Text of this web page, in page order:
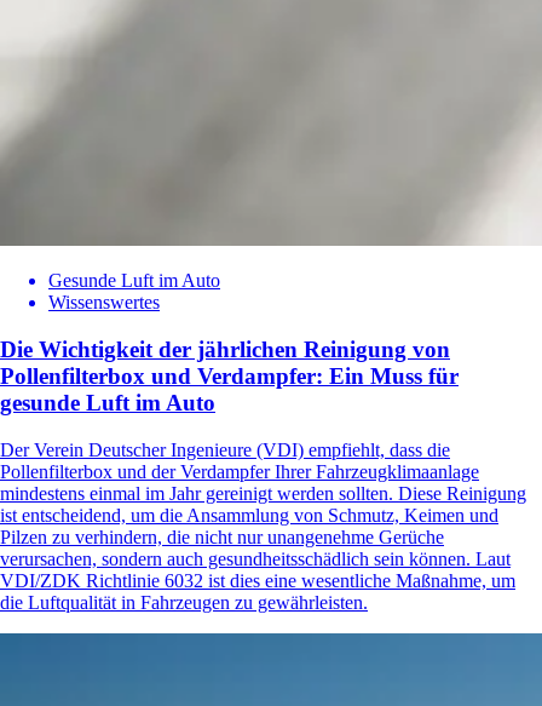
Gesunde Luft im Auto
Wissenswertes
Die Wichtigkeit der jährlichen Reinigung von
Pollenfilterbox und Verdampfer: Ein Muss für
gesunde Luft im Auto
Der Verein Deutscher Ingenieure (VDI) empfiehlt, dass die
Pollenfilterbox und der Verdampfer Ihrer Fahrzeugklimaanlage
mindestens einmal im Jahr gereinigt werden sollten. Diese Reinigung
ist entscheidend, um die Ansammlung von Schmutz, Keimen und
Pilzen zu verhindern, die nicht nur unangenehme Gerüche
verursachen, sondern auch gesundheitsschädlich sein können. Laut
VDI/ZDK Richtlinie 6032 ist dies eine wesentliche Maßnahme, um
die Luftqualität in Fahrzeugen zu gewährleisten.